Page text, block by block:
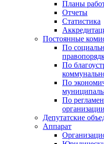
Планы
Отчеты
Статистика
Постоянные
По
По
По
По
Депутатские
Аппарат